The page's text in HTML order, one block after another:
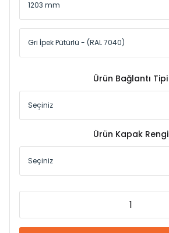
Ürün Bağlantı Tipi
Ürün Kapak Rengi